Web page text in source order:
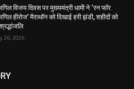
विजय दिवस पर मुख्यमंत्री धामी ने ‘रन फॉर
हीरोज’ मैराथॉन को दिखाई हरी झंडी, शहीदों को
26, 2026